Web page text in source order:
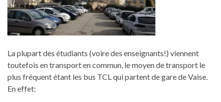
La plupart des étudiants (voire des enseignants!) viennent
toutefois en transport en commun, le moyen de transport le
plus fréquent étant les bus TCL qui partent de gare de Vaise.
En effet: